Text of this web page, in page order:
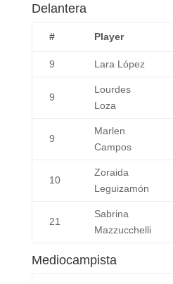
Delantera
# Player
9 Lara López
9
Lourdes
Loza
9
Marlen
Campos
10
Zoraida
Leguizamón
21
Sabrina
Mazzucchelli
Mediocampista